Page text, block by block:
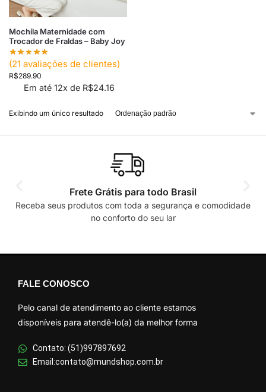
Mochila Maternidade com
Trocador de Fraldas – Baby Joy
(21 avaliações de clientes)
R$289.90
Em até 12x de R$24.16
Exibindo um único resultado
Frete Grátis para todo Brasil
Receba seus produtos com toda a segurança e comodidade
no conforto do seu lar
FALE CONOSCO
Pelo canal de atendimento ao cliente estamos
disponíveis para atendê-lo(a) da melhor forma
Contato: (51)997897692
Email:contato@mundshop.com.br